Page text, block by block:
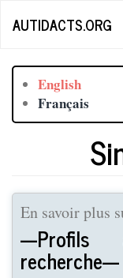
AUTIDACTS.ORG
English
Français
En savoir plus
---Profils
recherche---